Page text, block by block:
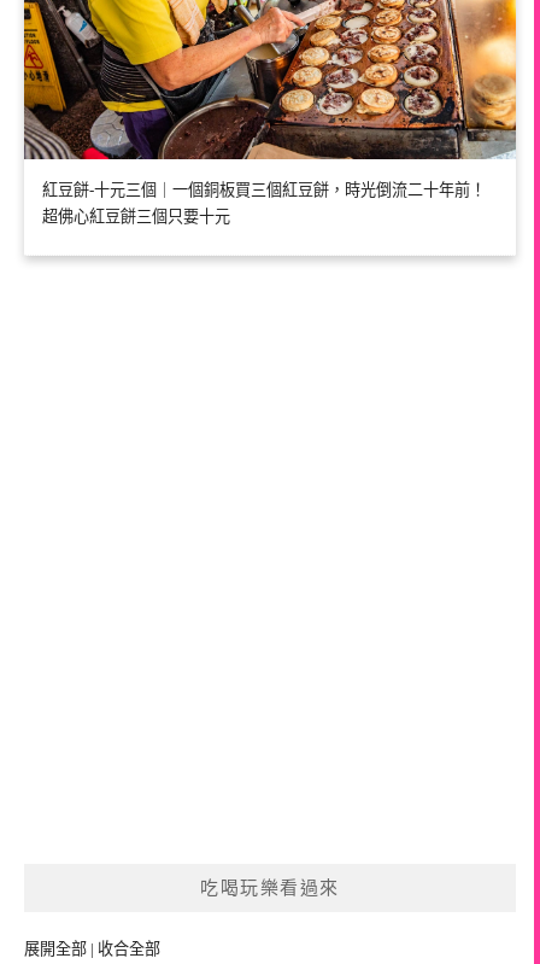
紅豆餅-十元三個｜一個銅板買三個紅豆餅，時光倒流二十年前！
超佛心紅豆餅三個只要十元
吃喝玩樂看過來
展開全部 | 收合全部